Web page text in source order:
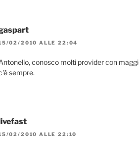
02/2010 ALLE 22:04
conosco molti provider con
sempre.
02/2010 ALLE 22:10